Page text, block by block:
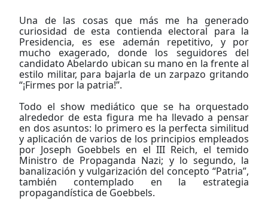
Una de las cosas que más me ha generado
curiosidad de esta contienda electoral para la
Presidencia, es ese ademán repetitivo, y por
mucho exagerado, donde los seguidores del
candidato Abelardo ubican su mano en la frente al
estilo militar, para bajarla de un zarpazo gritando
“¡Firmes por la patria!”.
Todo el show mediático que se ha orquestado
alrededor de esta figura me ha llevado a pensar
en dos asuntos: lo primero es la perfecta similitud
y aplicación de varios de los principios empleados
por Joseph Goebbels en el III Reich, el temido
Ministro de Propaganda Nazi; y lo segundo, la
banalización y vulgarización del concepto “Patria”,
también contemplado en la estrategia
propagandística de Goebbels.